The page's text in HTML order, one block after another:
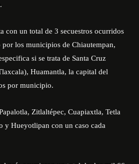
con un total de 3 secuestros ocurridos
los municipios de Chiautempan,
si se trata de Santa Cruz
Huamantla, la capital del
por municipio.
Zitlaltépec, Cuapiaxtla, Tetla
y Hueyotlipan con un caso cada